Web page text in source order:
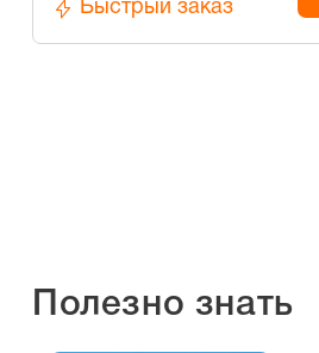
Быстрый заказ
Полезно знать